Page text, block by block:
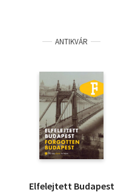
ANTIKVÁR
Elfelejtett Budapest